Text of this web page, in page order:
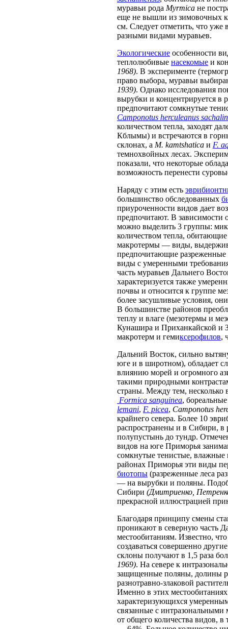
муравьи рода Myrmica не
еще не вышли из зимовочных
см. Следует отметить, что уже
разными видами муравьев.
Экологические особенности
теплолюбивые насекомые и
1968). В эксперименте
право выбора, муравьи
1939). Однако исследования
вырубки и концентрируется в
предпочитают сомкнутые
Camponotus herculeanus
количеством тепла, заходят
Кблымы) и встречаются в
склонах, а M. kamtshatica и F.
темнохвойных лесах.
показали, что некоторые
возможность перенести
Наряду с этим есть
большинство обследованных
приуроченности видов дает
предпочитают. В зависимости
можно выделить 3 группы:
количеством тепла,
макротермы — виды,
предпочитающие
виды с умеренными
часть муравьев Дальнего
характеризуется также
почвы и относится к группе
более засушливые условия,
В большинстве районов
теплу и влаге (мезотермы и
Кунашира и Приханкайской и
макротерм и гемиксерофилов,
Дальний Восток, сильно
юге и в широтном), обладает
влиянию морей и огромного
такими природными
страны. Между тем, несколько
Formica sanguinea,
lemani, F. picea, Camponotus
крайнего севера. Более 10
распространены и в Сибири, в
полупустынь до тундр.
видов на юге Приморья
сомкнутые тенистые, влажные
районах Приморья эти виды
биотопы (разреженные леса
— на вырубки и поляны.
Сибири (Дмитриенко,
прекрасной иллюстрацией
Благодаря принципу смены
проникают в северную часть
местообитаниям. Известно,
создаваться совершенно
склоны получают в 1,5 раза
1969). На севере к
защищенные поляны, долины
разнотравно-злаковой
Именно в этих
характеризующихся
связанные с интразональными
от общего количества видов,